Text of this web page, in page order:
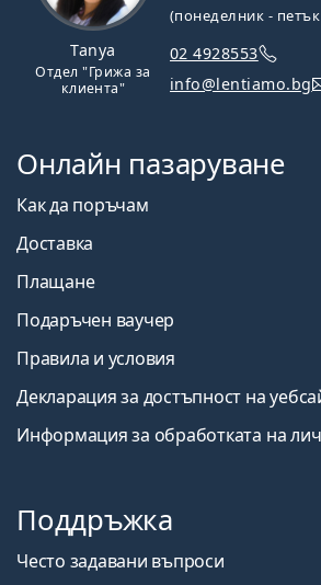
Tanya
Отдел "Грижа за
клиента"
(понеделник -
02 4928553
info@lentiamo.bg
Онлайн пазаруване
Как да поръчам
Доставка
Плащане
Подаръчен ваучер
Правила и условия
Декларация за достъпност на
Информация за обработката на
Поддръжка
Често задавани въпроси